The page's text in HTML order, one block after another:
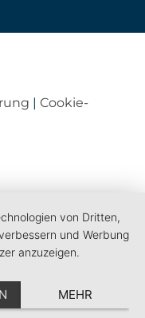
| Cookie-
von Dritten,
und Werbung
anzuzeigen.
MEHR